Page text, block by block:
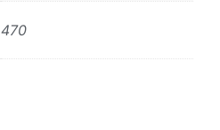
470